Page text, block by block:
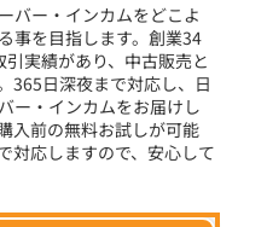
セット
バー・インカムをどこよ
事を目指します。創業34
実績があり、中古販売と
365日深夜まで対応し、日
ー・インカムをお届けし
入前の無料お試しが可能
対応しますので、安心して